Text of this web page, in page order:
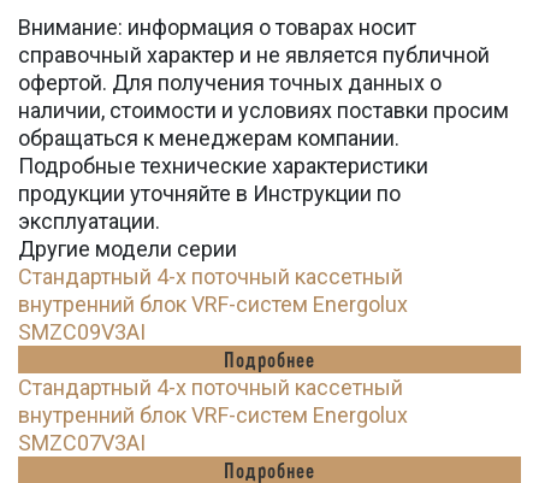
Внимание: информация о товарах носит
справочный характер и не является публичной
офертой. Для получения точных данных о
наличии, стоимости и условиях поставки просим
обращаться к менеджерам компании.
Подробные технические характеристики
продукции уточняйте в Инструкции по
эксплуатации.
Другие модели серии
Стандартный 4-х поточный кассетный
внутренний блок VRF-систем Energolux
SMZC09V3AI
Подробнее
Стандартный 4-х поточный кассетный
внутренний блок VRF-систем Energolux
SMZC07V3AI
Подробнее